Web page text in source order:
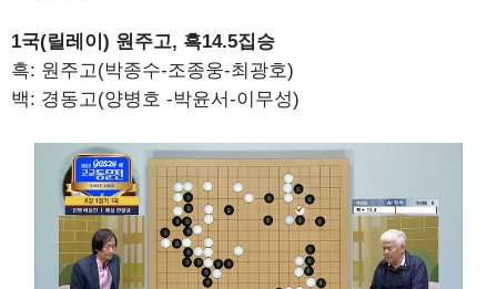
1국(릴레이) 원주고, 흑14.5집승
흑: 원주고(박종수-조종웅-최광호)
백: 경동고(양병호 -박윤서-이무성)